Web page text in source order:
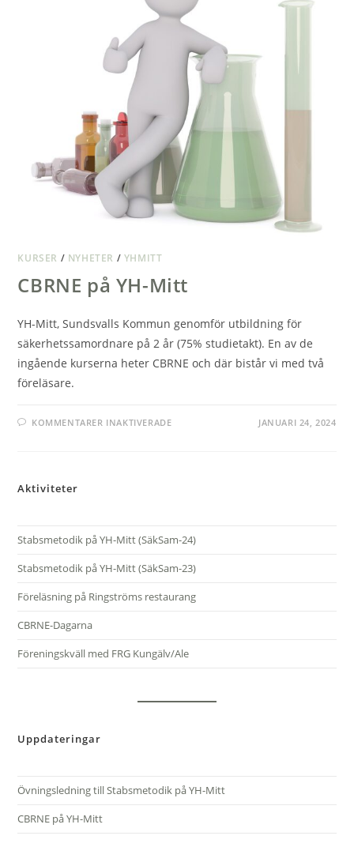
KURSER / NYHETER / YHMITT
CBRNE på YH-Mitt
YH-Mitt, Sundsvalls Kommun genomför utbildning för
säkerhetssamordnare på 2 år (75% studietakt). En av de
ingående kurserna heter CBRNE och där bistår vi med två
föreläsare.
KOMMENTARER INAKTIVERADEFÖR JANUARI 24, 2024
Aktiviteter
Stabsmetodik på YH-Mitt (SäkSam-24)
Stabsmetodik på YH-Mitt (SäkSam-23)
Föreläsning på Ringströms restaurang
CBRNE-Dagarna
Föreningskväll med FRG Kungälv/Ale
Uppdateringar
Övningsledning till Stabsmetodik på YH-Mitt
CBRNE på YH-Mitt